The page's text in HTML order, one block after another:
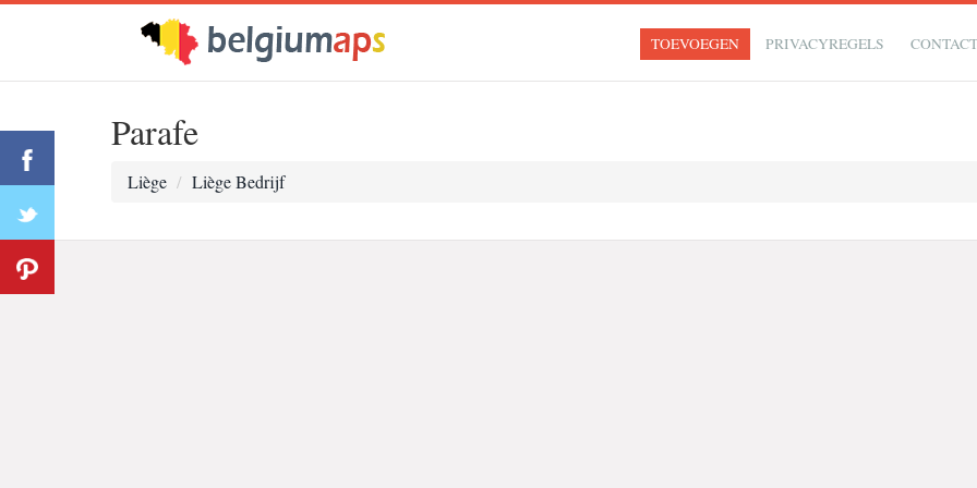
TOEVOEGEN PRIVACYREGELS
Parafe
Liège Liège Bedrijf